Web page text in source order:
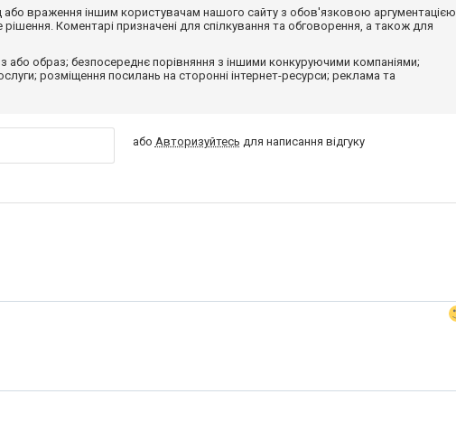
або враження іншим користувачам нашого сайту з обов'язковою аргументацією
Коментарі призначені для спілкування та обговорення, а також для
або образ; безпосереднє порівняння з іншими конкуруючими компаніями;
розміщення посилань на сторонні інтернет-ресурси; реклама та
або Авторизуйтесь для написання відгуку